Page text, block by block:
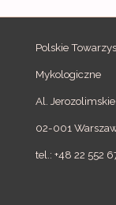
Polskie
Mykologiczne
Al.
02-001
tel.: +48 22 552